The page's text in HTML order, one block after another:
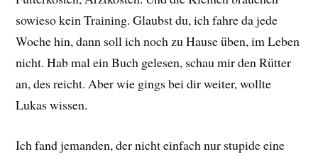
sowieso kein Training. Glaubst du, ich fahre da jede
Woche hin, dann soll ich noch zu Hause üben, im Leben
nicht. Hab mal ein Buch gelesen, schau mir den Rütter
an, des reicht. Aber wie gings bei dir weiter, wollte
Lukas wissen.
Ich fand jemanden, der nicht einfach nur stupide eine